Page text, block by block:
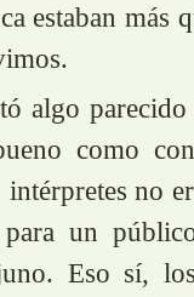
estaban más
algo
como
no
un
Eso sí,